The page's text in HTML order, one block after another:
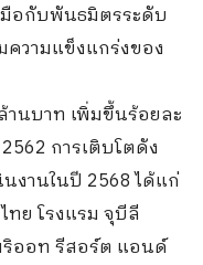
อกับพันธมิตรระดับ
วามแข็งแกร่งของ
านบาท เพิ่มขึ้นร้อยละ
การเติบโตดัง
งานในปี 2568 ได้แก่
ทย โรงแรม จุบีลี
ออท รีสอร์ต แอนด์